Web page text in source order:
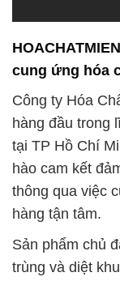
cung ứng hóa
Công ty Hóa
hàng đầu trong
tại TP Hồ Chí
hào cam kết
thông qua việc
hàng tận tâm.
Sản phẩm chủ
trùng và diệt